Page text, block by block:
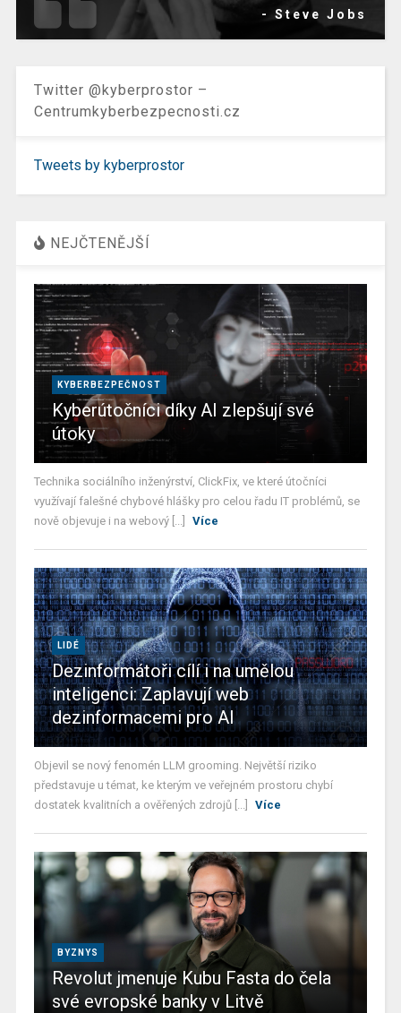
- Steve Jobs
Twitter @kyberprostor –
Centrumkyberbezpecnosti.cz
Tweets by kyberprostor
NEJČTENĚJŠÍ
KYBERBEZPEČNOST
Kyberútočníci díky AI zlepšují své
útoky
Technika sociálního inženýrství, ClickFix, ve které útočníci
využívají falešné chybové hlášky pro celou řadu IT problémů, se
nově objevuje i na webový [...]
Více
LIDÉ
Dezinformátoři cílí i na umělou
inteligenci: Zaplavují web
dezinformacemi pro AI
Objevil se nový fenomén LLM grooming. Největší riziko
představuje u témat, ke kterým ve veřejném prostoru chybí
dostatek kvalitních a ověřených zdrojů [...]
Více
BYZNYS
Revolut jmenuje Kubu Fasta do čela
své evropské banky v Litvě